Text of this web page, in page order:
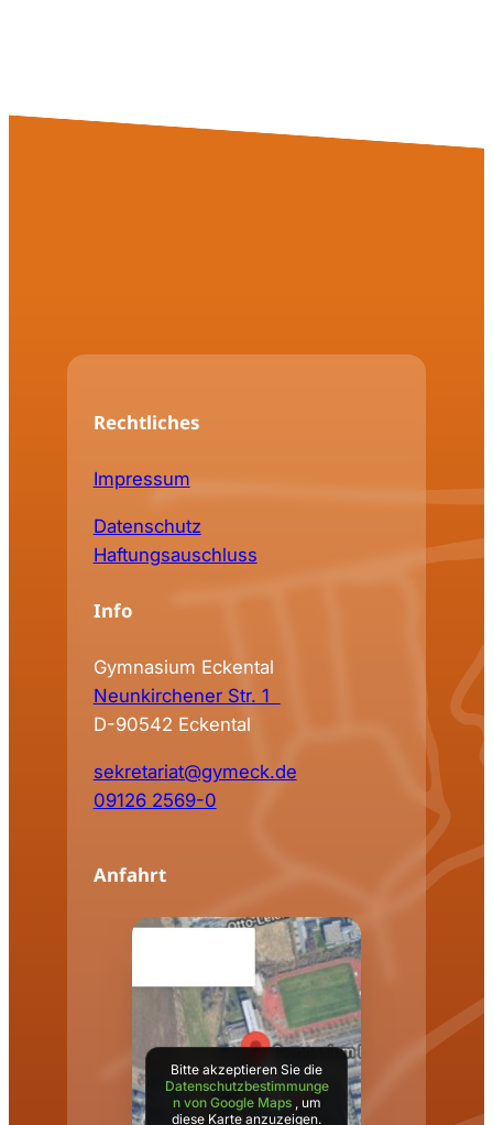
Rechtliches
Impressum
Datenschutz
Haftungsauschluss
Info
Gymnasium Eckental
Neunkirchener Str. 1
D-90542 Eckental
sekretariat@gymeck.de
09126 2569-0
Anfahrt
Bitte akzeptieren Sie die
Datenschutzbestimmunge
n von Google Maps , um
diese Karte anzuzeigen.